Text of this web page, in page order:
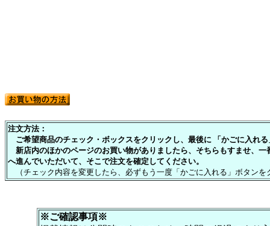
注文方法：
ご希望商品のチェック・ボックスをクリックし、最後に 「かごに入れ
新店内のほかのページのお買い物がありましたら、そちらもすませ、一
へ進んでいただいて、そこで注文を確定してください。
（チェック内容を変更したら、必ずもう一度「かごに入れる」ボタン
※ご確認事項※